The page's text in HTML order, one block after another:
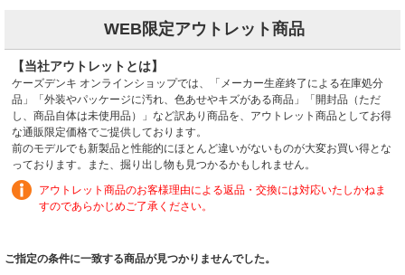
WEB限定アウトレット商品
【当社アウトレットとは】
ケーズデンキ オンラインショップでは、「メーカー生産終了による在庫処分
品」「外装やパッケージに汚れ、色あせやキズがある商品」「開封品（ただ
し、商品自体は未使用品）」など訳あり商品を、アウトレット商品としてお得
な通販限定価格でご提供しております。
前のモデルでも新製品と性能的にほとんど違いがないものが大変お買い得とな
っております。また、掘り出し物も見つかるかもしれません。
アウトレット商品のお客様理由による返品・交換には対応いたしかねま
すのであらかじめご了承ください。
ご指定の条件に一致する商品が見つかりませんでした。